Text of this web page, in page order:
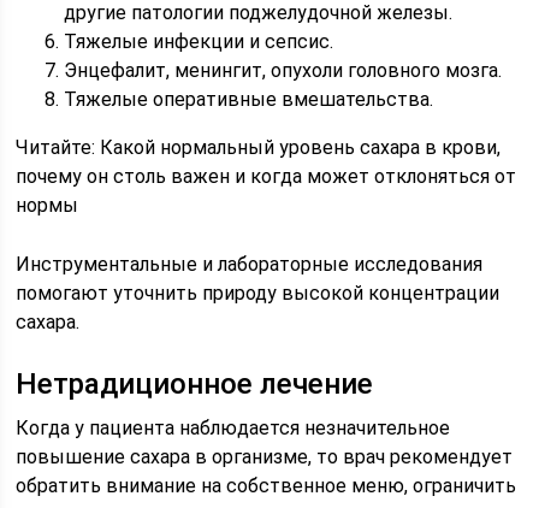
другие патологии поджелудочной железы.
Тяжелые инфекции и сепсис.
Энцефалит, менингит, опухоли головного мозга.
Тяжелые оперативные вмешательства.
Читайте: Какой нормальный уровень сахара в крови,
почему он столь важен и когда может отклоняться от
нормы
Инструментальные и лабораторные исследования
помогают уточнить природу высокой концентрации
сахара.
Нетрадиционное лечение
Когда у пациента наблюдается незначительное
повышение сахара в организме, то врач рекомендует
обратить внимание на собственное меню, ограничить